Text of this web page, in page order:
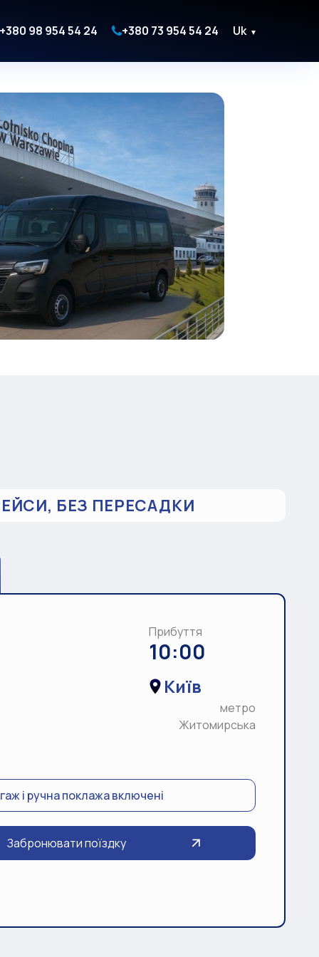
+380 98 954 54 24 +380 73 954 54 24 Uk ▼
БЕЗ ПЕРЕСАДКИ
Прибуття
10:00
Київ
метро
Житомирська
і ручна поклажа включені
Забронювати поїздку